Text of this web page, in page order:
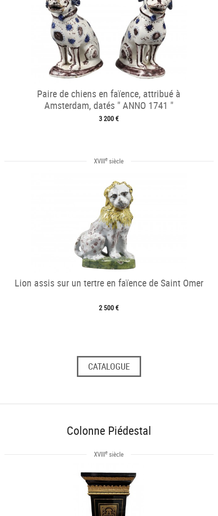
Paire de chiens en faïence, attribué à
Amsterdam, datés " ANNO 1741 "
3 200 €
XVIIIe siècle
Lion assis sur un tertre en faïence de Saint Omer
2 500 €
CATALOGUE
Colonne Piédestal
XVIIIe siècle